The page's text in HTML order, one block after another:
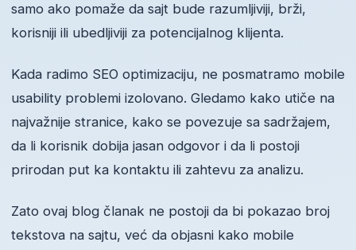
samo ako pomaže da sajt bude razumljiviji, brži,
korisniji ili ubedljiviji za potencijalnog klijenta.
Kada radimo SEO optimizaciju, ne posmatramo mobile
usability problemi izolovano. Gledamo kako utiče na
najvažnije stranice, kako se povezuje sa sadržajem,
da li korisnik dobija jasan odgovor i da li postoji
prirodan put ka kontaktu ili zahtevu za analizu.
Zato ovaj blog članak ne postoji da bi pokazao broj
tekstova na sajtu, već da objasni kako mobile